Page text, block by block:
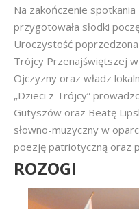
Na zakończenie spotkania
przygotowała słodki
Uroczystość
Trójcy Przenajświętszej
Ojczyzny oraz władz
„Dzieci z Trójcy”
Gutyszów oraz Beatę
słowno-muzyczny w
poezję patriotyczną oraz
ROZOGI